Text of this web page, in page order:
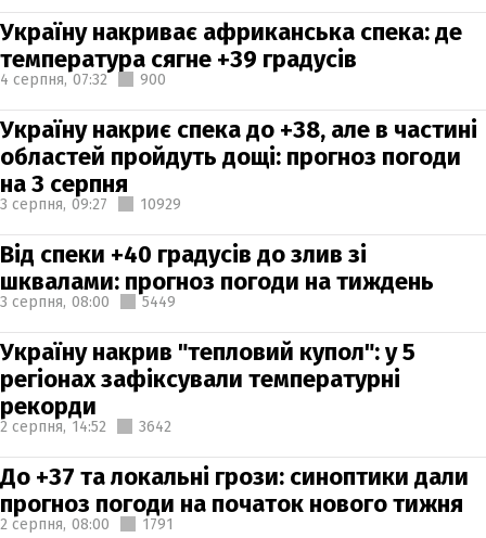
Україну накриває африканська спека: де
температура сягне +39 градусів
4 серпня, 07:32 900
Україну накриє спека до +38, але в частині
областей пройдуть дощі: прогноз погоди
на 3 серпня
3 серпня, 09:27 10929
Від спеки +40 градусів до злив зі
шквалами: прогноз погоди на тиждень
3 серпня, 08:00 5449
Україну накрив "тепловий купол": у 5
регіонах зафіксували температурні
рекорди
2 серпня, 14:52 3642
До +37 та локальні грози: синоптики дали
прогноз погоди на початок нового тижня
2 серпня, 08:00 1791